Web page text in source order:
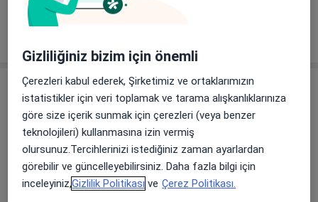
Hizmetler
Başlıca Hizmetler
İç Hastalıkları Randevusu
Odunluk Mahallesi, İzmir Yolu Cd
No:41, Nilüfer
Ücretler Hakkında
Medicana Bursa Hastanesi
Gizliliğiniz bizim için önemli
Çerezleri kabul ederek, Şirketimiz ve ortaklarımızın
istatistikler için veri toplamak ve tarama alışkanlıklarınıza
göre size içerik sunmak için çerezleri (veya benzer
teknolojileri) kullanmasına izin vermiş
olursunuz.Tercihlerinizi istediğiniz zaman ayarlardan
görebilir ve güncelleyebilirsiniz. Daha fazla bilgi için
inceleyiniz,Gizlilik Politikası ve Çerez Politikası.